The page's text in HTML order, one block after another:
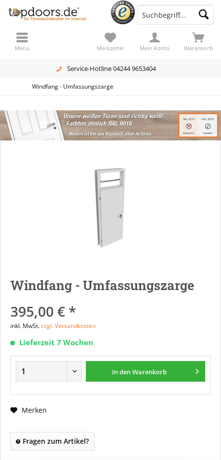
Service-Hotline 04244 9653404
Warenkorb
Merkzettel Mein Konto
Menü
Windfang - Umfassungszarge
Windfang - Umfassungszarge
395,00 € *
inkl. MwSt.zzgl. Versandkosten
Lieferzeit 7 Wochen
In denWarenkorb
Merken
Fragen zum Artikel?